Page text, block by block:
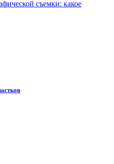
съемки: какое